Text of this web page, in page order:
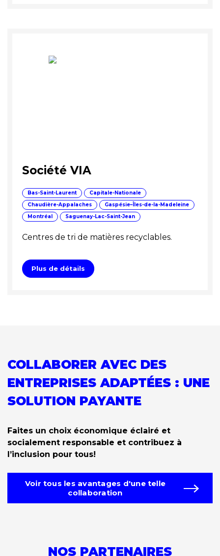
Société VIA
Bas-Saint-Laurent
Capitale-Nationale
Chaudière-Appalaches
Gaspésie–Îles-de-la-Madeleine
Montréal
Saguenay-Lac-Saint-Jean
Centres de tri de matières recyclables.
Plus de détails
COLLABORER AVEC DES
ENTREPRISES ADAPTÉES : UNE
SOLUTION PAYANTE
Faites un choix économique éclairé et
socialement responsable et contribuez à
l’inclusion pour tous!
Voir tous les avantages d'une telle
collaboration
NOS PARTENAIRES